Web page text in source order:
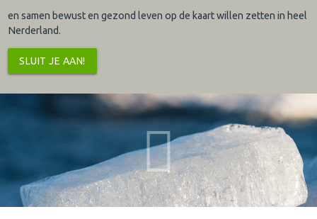
en samen bewust en gezond leven op de kaart willen zetten in heel
Nerderland.
SLUIT JE AAN!